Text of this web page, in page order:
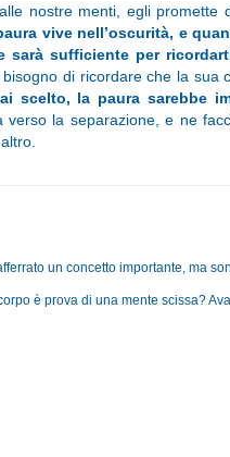
nostre menti, egli
vive nell’oscurità, e
sarà sufficiente per
bisogno di ricordare che la
scelto, la paura sarebbe
la separazione, e ne
un concetto importante, ma
è prova di una mente scissa?